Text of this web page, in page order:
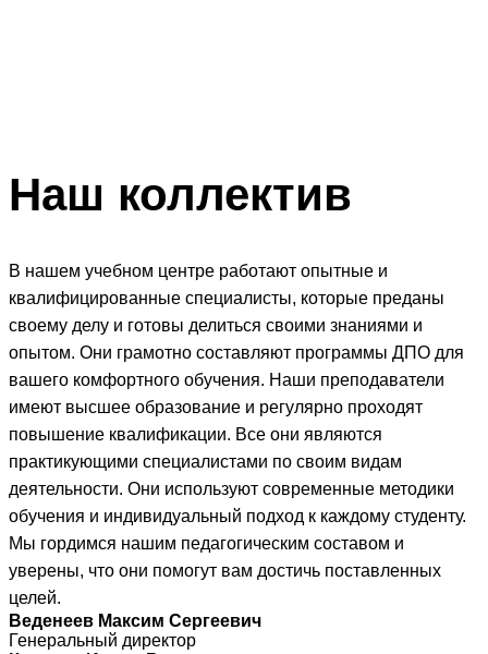
Наш коллектив
В нашем учебном центре работают опытные и
квалифицированные специалисты, которые преданы
своему делу и готовы делиться своими знаниями и
опытом. Они грамотно составляют программы ДПО для
вашего комфортного обучения. Наши преподаватели
имеют высшее образование и регулярно проходят
повышение квалификации. Все они являются
практикующими специалистами по своим видам
деятельности. Они используют современные методики
обучения и индивидуальный подход к каждому студенту.
Мы гордимся нашим педагогическим составом и
уверены, что они помогут вам достичь поставленных
целей.
Веденеев Максим Сергеевич
Генеральный директор